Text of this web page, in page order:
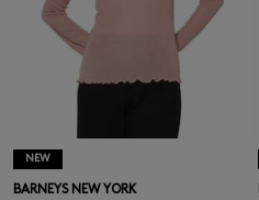
NEW
BARNEYS NEW YORK